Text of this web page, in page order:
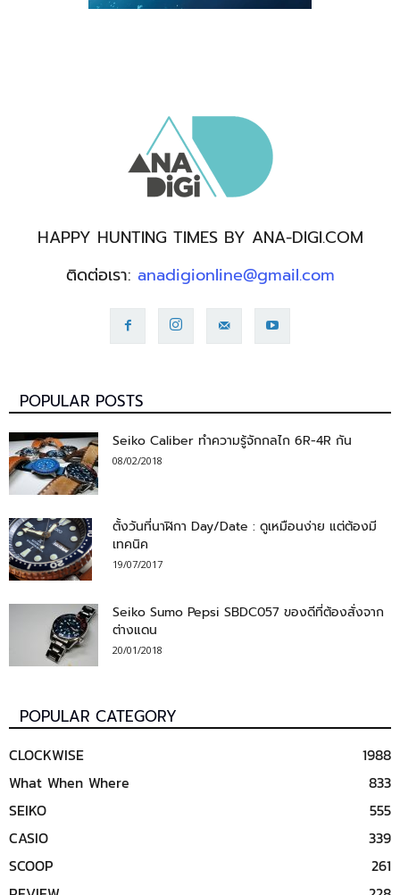
HAPPY HUNTING TIMES BY ANA-DIGI.COM
ติดต่อเรา: anadigionline@gmail.com
POPULAR POSTS
Seiko Caliber ทำความรู้จักกลไก 6R-4R กัน
08/02/2018
ตั้งวันที่นาฬิกา Day/Date : ดูเหมือนง่าย แต่ต้องมี
เทคนิค
19/07/2017
Seiko Sumo Pepsi SBDC057 ของดีที่ต้องสั่งจาก
ต่างแดน
20/01/2018
POPULAR CATEGORY
CLOCKWISE
1988
What When Where
833
SEIKO
555
CASIO
339
SCOOP
261